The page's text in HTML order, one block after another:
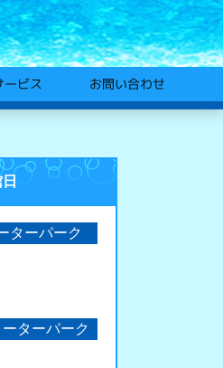
ービス お問い合わせ
ターパーク
ターパーク